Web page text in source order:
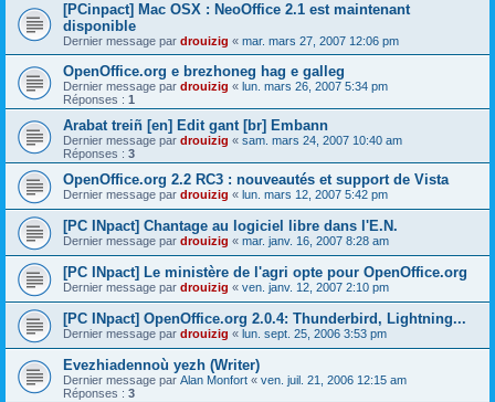
[PCinpact] Mac OSX : NeoOffice 2.1 est maintenant
disponible
Dernier message par drouizig « mar. mars 27, 2007 12:06 pm
OpenOffice.org e brezhoneg hag e galleg
Dernier message par drouizig « lun. mars 26, 2007 5:34 pm
Réponses : 1
Arabat treiñ [en] Edit gant [br] Embann
Dernier message par drouizig « sam. mars 24, 2007 10:40 am
Réponses : 3
OpenOffice.org 2.2 RC3 : nouveautés et support de Vista
Dernier message par drouizig « lun. mars 12, 2007 5:42 pm
[PC INpact] Chantage au logiciel libre dans l'E.N.
Dernier message par drouizig « mar. janv. 16, 2007 8:28 am
[PC INpact] Le ministère de l'agri opte pour OpenOffice.org
Dernier message par drouizig « ven. janv. 12, 2007 2:10 pm
[PC INpact] OpenOffice.org 2.0.4: Thunderbird, Lightning...
Dernier message par drouizig « lun. sept. 25, 2006 3:53 pm
Evezhiadennoù yezh (Writer)
Dernier message par Alan Monfort « ven. juil. 21, 2006 12:15 am
Réponses : 3